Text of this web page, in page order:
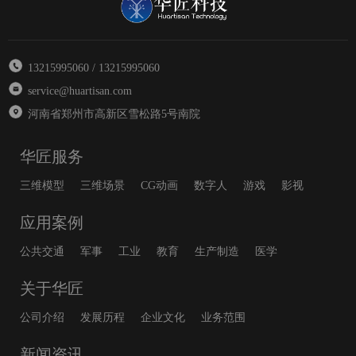
13215995060 / 13215995060
service@huartisan.com
河南省郑州市高新区雪松路5号南院
华匠服务
三维模型 三维场景 CG动画 数字人 游戏 影视
应用案例
公共交通 军事 工业 教育 生产制造 医学
关于华匠
公司介绍 发展历程 企业文化 业务范围